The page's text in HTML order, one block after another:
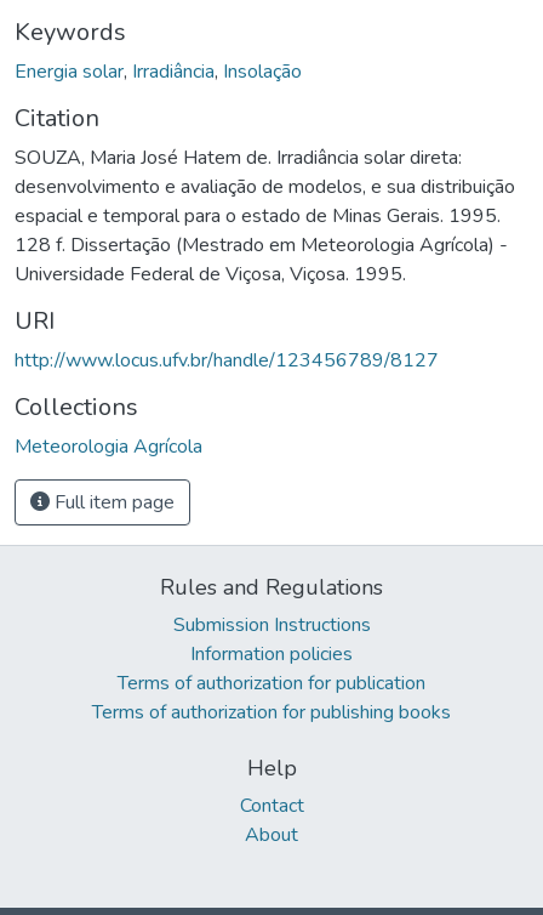
Keywords
Energia solar, Irradiância, Insolação
Citation
SOUZA, Maria José Hatem de. Irradiância solar direta:
desenvolvimento e avaliação de modelos, e sua distribuição
espacial e temporal para o estado de Minas Gerais. 1995.
128 f. Dissertação (Mestrado em Meteorologia Agrícola) -
Universidade Federal de Viçosa, Viçosa. 1995.
URI
http://www.locus.ufv.br/handle/123456789/8127
Collections
Meteorologia Agrícola
Full item page
Rules and Regulations
Submission Instructions
Information policies
Terms of authorization for publication
Terms of authorization for publishing books
Help
Contact
About